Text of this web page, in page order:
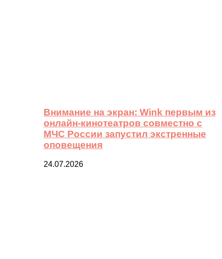
Внимание на экран: Wink первым из
онлайн-кинотеатров совместно с
МЧС России запустил экстренные
оповещения
24.07.2026